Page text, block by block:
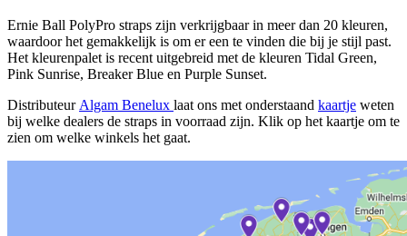
Ernie Ball PolyPro straps zijn verkrijgbaar in meer dan 20 kleuren,
waardoor het gemakkelijk is om er een te vinden die bij je stijl past.
Het kleurenpalet is recent uitgebreid met de kleuren Tidal Green,
Pink Sunrise, Breaker Blue en Purple Sunset.
Distributeur Algam Benelux laat ons met onderstaand kaartje weten
bij welke dealers de straps in voorraad zijn. Klik op het kaartje om te
zien om welke winkels het gaat.